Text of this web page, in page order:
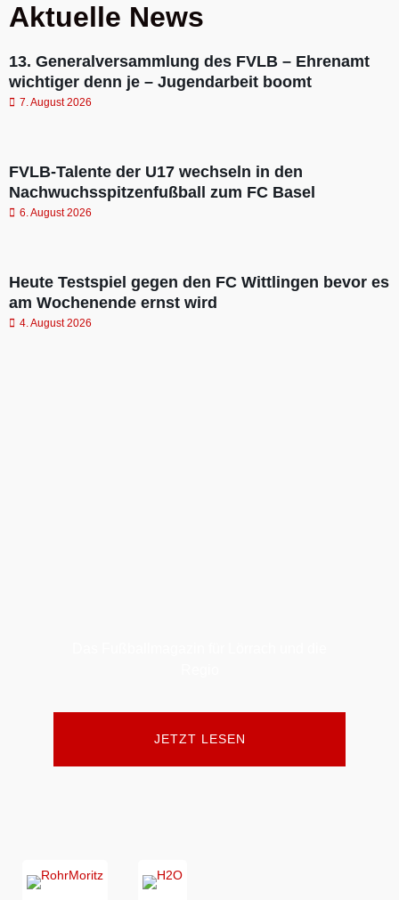
Aktuelle News
13. Generalversammlung des FVLB – Ehrenamt
wichtiger denn je – Jugendarbeit boomt
7. August 2026
FVLB-Talente der U17 wechseln in den
Nachwuchsspitzenfußball zum FC Basel
6. August 2026
Heute Testspiel gegen den FC Wittlingen bevor es
am Wochenende ernst wird
4. August 2026
JETZT LESEN